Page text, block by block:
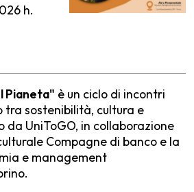
h.
Pianeta" è un ciclo di incontri
sostenibilità, cultura e
da UniToGO, in collaborazione
Compagne di banco e la
e management